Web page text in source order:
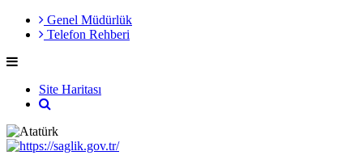
Genel Müdürlük
Telefon Rehberi
Site Haritası